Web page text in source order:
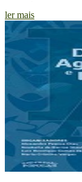
ler mais